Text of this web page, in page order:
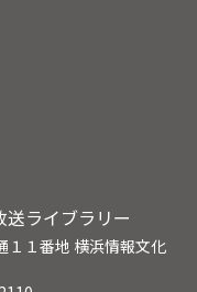
ライブラリー
１１番地 横浜情報文化